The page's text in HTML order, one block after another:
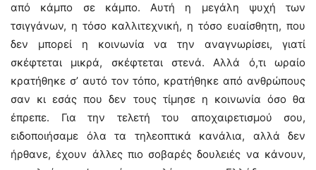
από κάμπο σε κάμπο. Αυτή η μεγάλη ψυχή των
τσιγγάνων, η τόσο καλλιτεχνική, η τόσο ευαίσθητη, που
δεν μπορεί η κοινωνία να την αναγνωρίσει, γιατί
σκέφτεται μικρά, σκέφτεται στενά. Αλλά ό,τι ωραίο
κρατήθηκε σ’ αυτό τον τόπο, κρατήθηκε από ανθρώπους
σαν κι εσάς που δεν τους τίμησε η κοινωνία όσο θα
έπρεπε. Για την τελετή του αποχαιρετισμού σου,
ειδοποιήσαμε όλα τα τηλεοπτικά κανάλια, αλλά δεν
ήρθανε, έχουν άλλες πιο σοβαρές δουλειές να κάνουν,